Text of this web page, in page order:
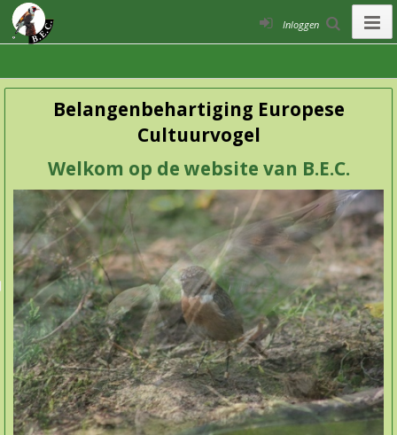
Inloggen
Belangenbehartiging Europese
Cultuurvogel
Welkom op de website van B.E.C.